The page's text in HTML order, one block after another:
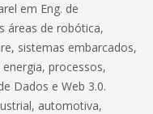
em Eng. de
áreas de robótica,
sistemas embarcados,
processos,
Dados e Web 3.0.
automotiva,